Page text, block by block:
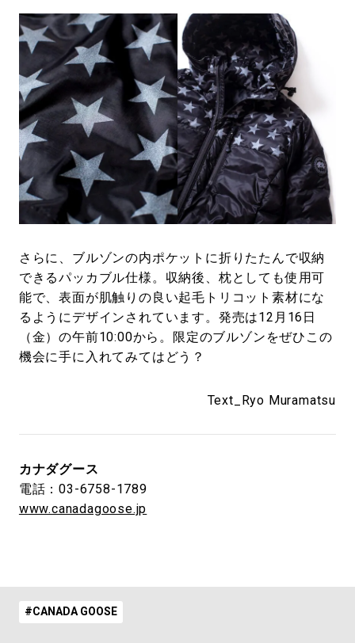
さらに、ブルゾンの内ポケットに折りたたんで収納
できるパッカブル仕様。収納後、枕としても使用可
能で、表面が肌触りの良い起毛トリコット素材にな
るようにデザインされています。発売は12月16日
（金）の午前10:00から。限定のブルゾンをぜひこの
機会に手に入れてみてはどう？
Text_Ryo Muramatsu
カナダグース
電話：03-6758-1789
www.canadagoose.jp
#CANADA GOOSE